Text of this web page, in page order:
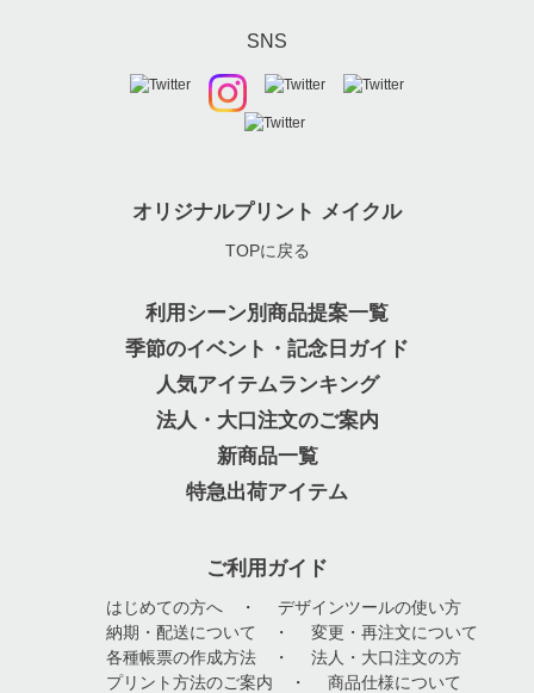
SNS
オリジナルプリント メイクル
TOPに戻る
利用シーン別商品提案一覧
季節のイベント・記念日ガイド
人気アイテムランキング
法人・大口注文のご案内
新商品一覧
特急出荷アイテム
ご利用ガイド
はじめての方へ ・ デザインツールの使い方
納期・配送について
・ 変更・再注文について
各種帳票の作成方法 ・ 法人・大口注文の方
プリント方法のご案内 ・ 商品仕様について